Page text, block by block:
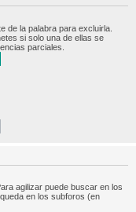
de la palabra para excluirla.
si solo una de ellas se
parciales.
agilizar puede buscar en los
en los subforos (en